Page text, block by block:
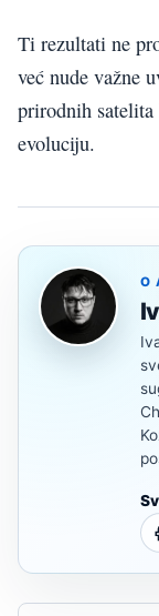
Ti rezultati ne
već nude važne
prirodnih
evoluciju.
O